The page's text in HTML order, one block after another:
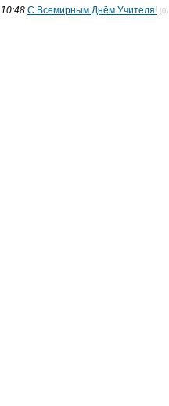
10:48 С Всемирным Днём Учителя! (0)